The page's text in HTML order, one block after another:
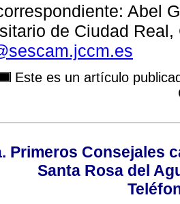
Abel
de Ciudad
Este es un artículo
Primeros Consejales
Santa Rosa del